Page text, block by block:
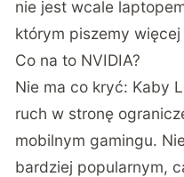
nie jest wcale
którym piszemy
Co na to NVIDIA?
Nie ma co kryć: Kaby
ruch w stronę
mobilnym gamingu.
bardziej popularnym,